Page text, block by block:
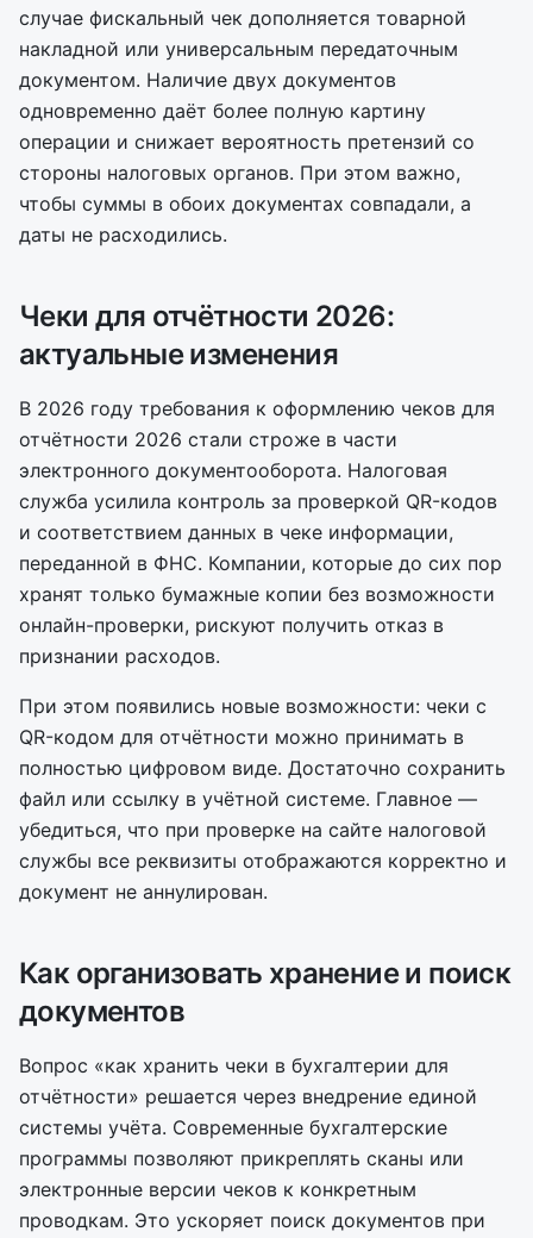
случае фискальный чек дополняется товарной
накладной или универсальным передаточным
документом. Наличие двух документов
одновременно даёт более полную картину
операции и снижает вероятность претензий со
стороны налоговых органов. При этом важно,
чтобы суммы в обоих документах совпадали, а
даты не расходились.
Чеки для отчётности 2026:
актуальные изменения
В 2026 году требования к оформлению чеков для
отчётности 2026 стали строже в части
электронного документооборота. Налоговая
служба усилила контроль за проверкой QR-кодов
и соответствием данных в чеке информации,
переданной в ФНС. Компании, которые до сих пор
хранят только бумажные копии без возможности
онлайн-проверки, рискуют получить отказ в
признании расходов.
При этом появились новые возможности: чеки с
QR-кодом для отчётности можно принимать в
полностью цифровом виде. Достаточно сохранить
файл или ссылку в учётной системе. Главное —
убедиться, что при проверке на сайте налоговой
службы все реквизиты отображаются корректно и
документ не аннулирован.
Как организовать хранение и поиск
документов
Вопрос «как хранить чеки в бухгалтерии для
отчётности» решается через внедрение единой
системы учёта. Современные бухгалтерские
программы позволяют прикреплять сканы или
электронные версии чеков к конкретным
проводкам. Это ускоряет поиск документов при